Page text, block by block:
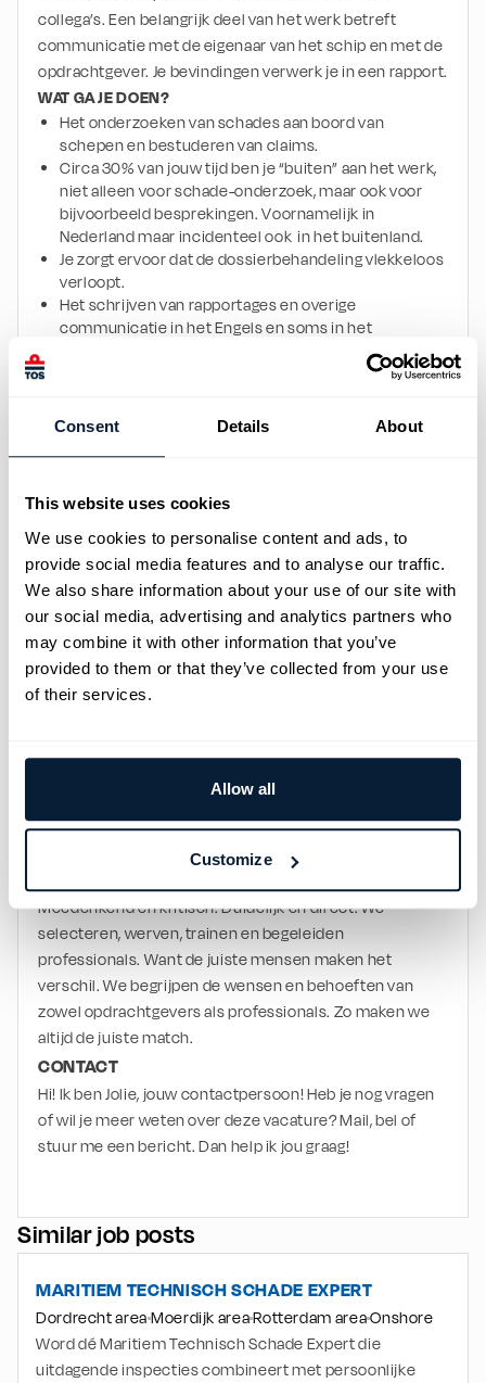
Consent Details About
This website uses cookies
We use cookies to personalise content and ads, to
provide social media features and to analyse our traffic.
We also share information about your use of our site with
our social media, advertising and analytics partners who
may combine it with other information that you’ve
provided to them or that they’ve collected from your use
of their services.
Allow all
Customize
collega’s. Een belangrijk deel van het werk betreft
communicatie met de eigenaar van het schip en met de
opdrachtgever. Je bevindingen verwerk je in een rapport.
WAT GA JE DOEN?
Het onderzoeken van schades aan boord van
schepen en bestuderen van claims.
Circa 30% van jouw tijd ben je “buiten” aan het werk,
niet alleen voor schade-onderzoek, maar ook voor
bijvoorbeeld besprekingen. Voornamelijk in
Nederland maar incidenteel ook  in het buitenland.
Je zorgt ervoor dat de dossierbehandeling vlekkeloos
verloopt.
Het schrijven van rapportages en overige
communicatie in het Engels en soms in het
De hbo-opleiding Maritiem Officier of Maritieme
projectmanager in de scheepsbouw.
Handig zijn in hun communicatie en vaardig in het
schrijven van teksten in het Engels en Nederlands.
VOORWAARDEN WAAR JE VOOR WARM LOOPT
Wij kennen het werk net als jij, dus we weten wat het
waard is:
Een dynamische werkomgeving
Een informele werkomgeving met leuke collega’s
Een auto van de zaak
13e maand en een bonusregeling afhankelijk van het
WIJ ZIJN TOS
Een familiebedrijf. Hecht en echt. In 1992 opgericht op
Meedenkend en kritisch. Duidelijk en direct. We
selecteren, werven, trainen en begeleiden
professionals. Want de juiste mensen maken het
verschil. We begrijpen de wensen en behoeften van
zowel opdrachtgevers als professionals. Zo maken we
altijd de juiste match.
CONTACT
Hi! Ik ben Jolie, jouw contactpersoon! Heb je nog vragen
of wil je meer weten over deze vacature? Mail, bel of
stuur me een bericht. Dan help ik jou graag!
Similar job posts
MARITIEM TECHNISCH SCHADE EXPERT
Dordrecht areaMoerdijk areaRotterdam areaOnshore
Word dé Maritiem Technisch Schade Expert die
uitdagende inspecties combineert met persoonlijke